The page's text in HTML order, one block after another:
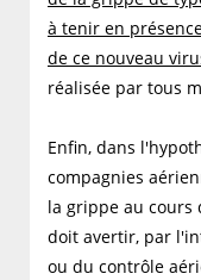
à tenir en
de ce nouveau
réalisée par tous
Enfin, dans
compagnies
la grippe au cours
doit avertir, par
ou du contrôle